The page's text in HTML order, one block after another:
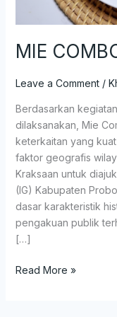
MIE
Leave a Comment /
Berdasarkan
dilaksanakan, Mie
keterkaitan yang
faktor geografis
Kraksaan untuk
(IG) Kabupaten
dasar karakteristik
pengakuan publik
[…]
Read More »